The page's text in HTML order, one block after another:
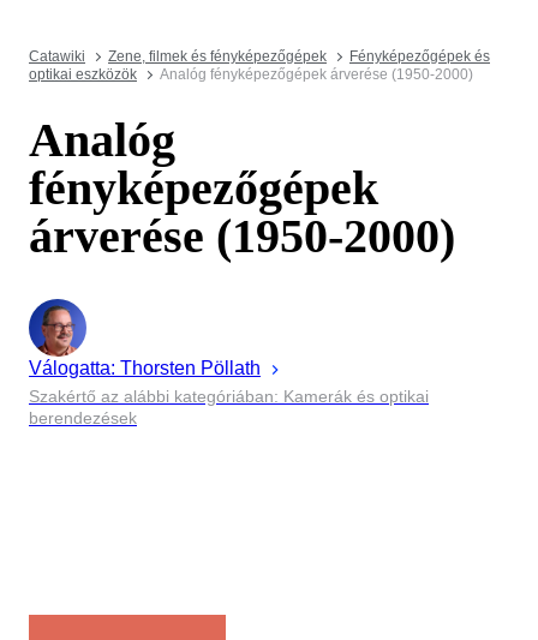
Catawiki Zene, filmek és fényképezőgépek
Fényképezőgépek és
optikai eszközök
Analóg fényképezőgépek árverése (1950-2000)
Analóg
fényképezőgépek
árverése (1950-2000)
Válogatta: Thorsten Pöllath
Szakértő az alábbi kategóriában: Kamerák és optikai
berendezések